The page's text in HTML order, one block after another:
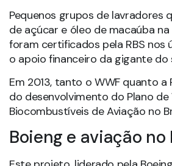
Pequenos grupos de lavradores
de açúcar e óleo de macaúba
foram certificados pela RBS nos
o apoio financeiro da gigante do
Em 2013, tanto o WWF quanto a
do desenvolvimento do Plano de
Biocombustíveis de Aviação no
Boieng e aviação no